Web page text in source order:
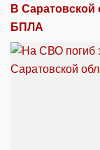
В Саратовской
БПЛА